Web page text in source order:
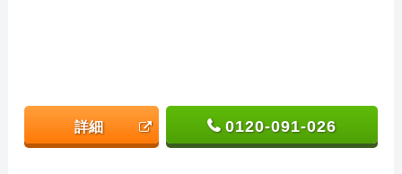
詳細 0120-091-026